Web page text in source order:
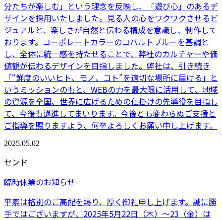
分たちが楽しむ」という理念を反映し、「遊び心」のあるデ
ザインを採用いたしました。見る人の心をワクワクさせるビ
ジュアルと、楽しさが自然と伝わる構成を意識し、制作して
おります。コーポレートカラーのコバルトブルーを基調と
し、全体に統一感を持たせることで、弊社のカルチャーや価
値観が伝わるデザインを目指しました。弊社は、引き続き
「“鮮度のいいヒト、モノ、コト”を適切な場所に届ける」と
いうミッションのもと、WEBの力を最大限に活用して、地域
の資源を全国、世界に広げるための仕掛けの先導役を目指し
て、今後も邁進してまいります。今後とも変わらぬご支援と
ご指導を賜りますよう、何卒よろしくお願い申し上げます。
2025.05.02
センド
臨時休業のお知らせ
平素は格別のご高配を賜り、厚く御礼申し上げます。誠に勝
手ではございますが、2025年5月22日（木）〜23（金）は